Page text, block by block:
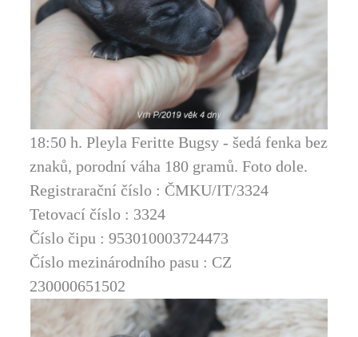
18:50 h. Pleyla Feritte Bugsy - šedá fenka bez
znaků, porodní váha 180 gramů. Foto dole.
Registrarační číslo : ČMKU/IT/3324
Tetovací číslo : 3324
Číslo čipu : 953010003724473
Číslo mezinárodního pasu : CZ
230000651502